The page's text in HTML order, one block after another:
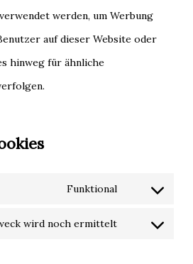
werden, um Werbung
auf dieser Website oder
hinweg für ähnliche
Funktional
wird noch ermittelt